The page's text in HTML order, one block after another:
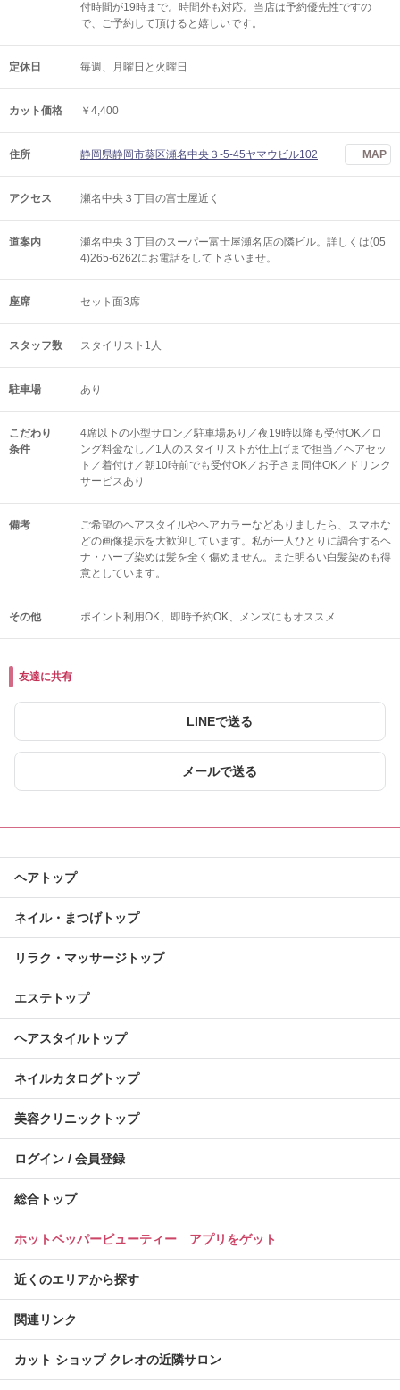
付時間が19時まで。時間外も対応。当店は予約優先性ですの
で、ご予約して頂けると嬉しいです。
定休日 毎週、月曜日と火曜日
カット価格 ￥4,400
住所 静岡県静岡市葵区瀬名中央３‐5‐45ヤマウビル102 MAP
アクセス 瀬名中央３丁目の富士屋近く
道案内
瀬名中央３丁目のスーパー富士屋瀬名店の隣ビル。詳しくは(05
4)265-6262にお電話をして下さいませ。
座席 セット面3席
スタッフ数 スタイリスト1人
駐車場 あり
こだわり
条件
4席以下の小型サロン／駐車場あり／夜19時以降も受付OK／ロ
ング料金なし／1人のスタイリストが仕上げまで担当／ヘアセッ
ト／着付け／朝10時前でも受付OK／お子さま同伴OK／ドリンク
サービスあり
備考
ご希望のヘアスタイルやヘアカラーなどありましたら、スマホな
どの画像提示を大歓迎しています。私が一人ひとりに調合するヘ
ナ・ハーブ染めは髪を全く傷めません。また明るい白髪染めも得
意としています。
その他 ポイント利用OK 即時予約OK メンズにもオススメ
友達に共有
LINEで送る
メールで送る
ヘアトップ
ネイル・まつげトップ
リラク・マッサージトップ
エステトップ
ヘアスタイルトップ
ネイルカタログトップ
美容クリニックトップ
ログイン / 会員登録
総合トップ
ホットペッパービューティー アプリをゲット
近くのエリアから探す
関連リンク
カット ショップ クレオの近隣サロン